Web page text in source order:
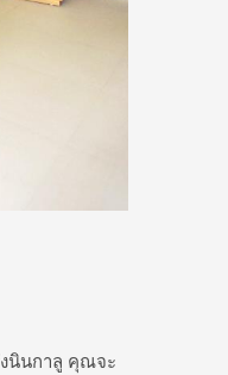
งนินกาลู คุณจะ